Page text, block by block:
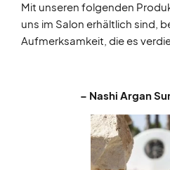
Mit unseren folgenden
uns im Salon erhältlich sind,
Aufmerksamkeit, die es
– Nashi Argan